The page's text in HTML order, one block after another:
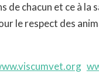
de chacun et ce à la
le respect des